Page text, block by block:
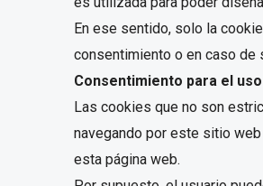
En ese sentido, solo la
consentimiento o en caso de
Consentimiento para el
Las cookies que no son
navegando por este sitio
esta página web.